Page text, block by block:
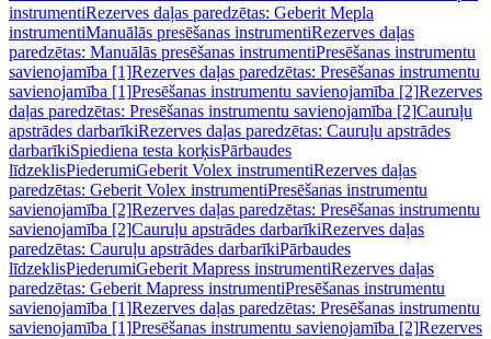
instrumentiRezerves daļas paredzētas: Geberit Mepla
instrumentiManuālās presēšanas instrumentiRezerves daļas
paredzētas: Manuālās presēšanas instrumentiPresēšanas instrumentu
savienojamība [1]Rezerves daļas paredzētas: Presēšanas instrumentu
savienojamība [1]Presēšanas instrumentu savienojamība [2]Rezerves
daļas paredzētas: Presēšanas instrumentu savienojamība [2]Cauruļu
apstrādes darbarīkiRezerves daļas paredzētas: Cauruļu apstrādes
darbarīkiSpiediena testa korķisPārbaudes
līdzeklisPiederumiGeberit Volex instrumentiRezerves daļas
paredzētas: Geberit Volex instrumentiPresēšanas instrumentu
savienojamība [2]Rezerves daļas paredzētas: Presēšanas instrumentu
savienojamība [2]Cauruļu apstrādes darbarīkiRezerves daļas
paredzētas: Cauruļu apstrādes darbarīkiPārbaudes
līdzeklisPiederumiGeberit Mapress instrumentiRezerves daļas
paredzētas: Geberit Mapress instrumentiPresēšanas instrumentu
savienojamība [1]Rezerves daļas paredzētas: Presēšanas instrumentu
savienojamība [1]Presēšanas instrumentu savienojamība [2]Rezerves